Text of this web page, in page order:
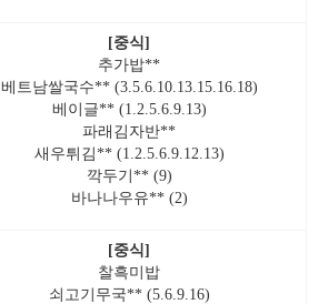
[중식]
추가밥**
베트남쌀국수** (3.5.6.10.13.15.16.18)
베이글** (1.2.5.6.9.13)
파래김자반**
새우튀김** (1.2.5.6.9.12.13)
깍두기** (9)
바나나우유** (2)
[중식]
찰흑미밥
쇠고기무국** (5.6.9.16)